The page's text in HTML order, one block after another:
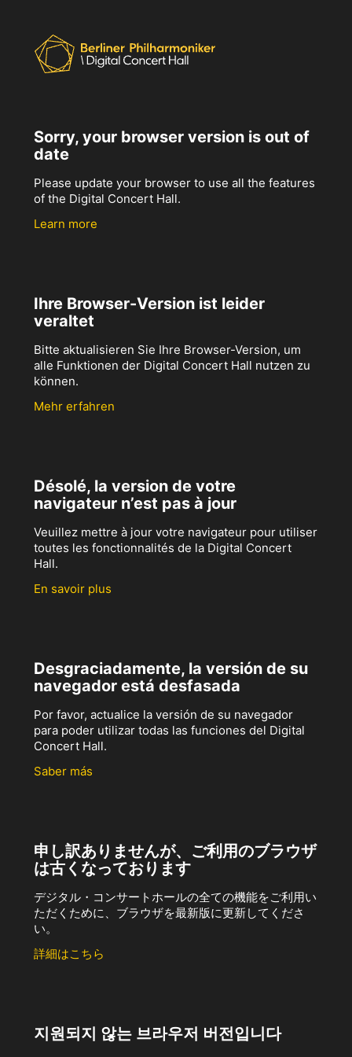
Sorry, your browser version is out of
date
Please update your browser to use all the features
of the Digital Concert Hall.
Learn more
Ihre Browser-Version ist leider
veraltet
Bitte aktualisieren Sie Ihre Browser-Version, um
alle Funktionen der Digital Concert Hall nutzen zu
können.
Mehr erfahren
Désolé, la version de votre
navigateur n’est pas à jour
Veuillez mettre à jour votre navigateur pour utiliser
toutes les fonctionnalités de la Digital Concert
Hall.
En savoir plus
Desgraciadamente, la versión de su
navegador está desfasada
Por favor, actualice la versión de su navegador
para poder utilizar todas las funciones del Digital
Concert Hall.
Saber más
申し訳ありませんが、ご利用のブラウザ
は古くなっております
デジタル・コンサートホールの全ての機能をご利用い
ただくために、ブラウザを最新版に更新してくださ
い。
詳細はこちら
지원되지 않는 브라우저 버전입니다